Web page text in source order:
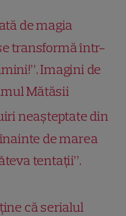
de magia
transformă într-
Imagini de
Mătăsii
neașteptate din
de marea
tentații”.
că serialul